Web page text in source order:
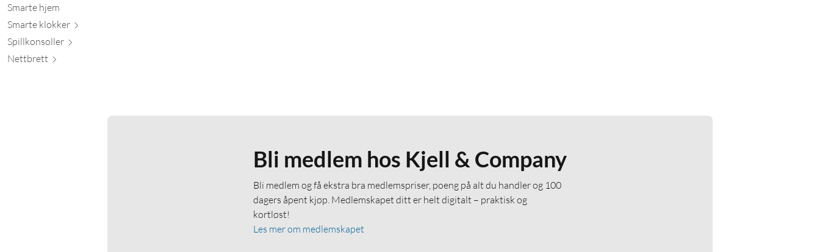
Smarte hjem
Smarte klokker
Spillkonsoller
Nettbrett
Bli medlem hos Kjell & Company
Bli medlem og få ekstra bra medlemspriser, poeng på alt du handler og 100
dagers åpent kjøp. Medlemskapet ditt er helt digitalt – praktisk og
kortløst!
Les mer om medlemskapet